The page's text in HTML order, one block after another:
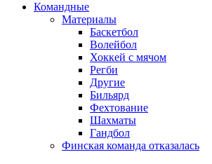
Командные
Материалы
Баскетбол
Волейбол
Хоккей с мячом
Регби
Другие
Бильярд
Фехтование
Шахматы
Гандбол
Финская команда отказалась